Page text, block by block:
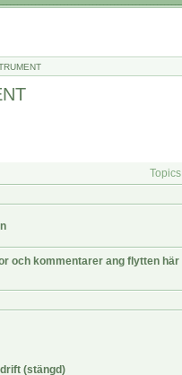
Topics
och kommentarer ang flytten här
(stängd)